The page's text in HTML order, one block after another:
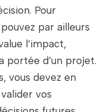
Pour
par ailleurs
l’impact,
portée d’un projet.
vous devez en
vos